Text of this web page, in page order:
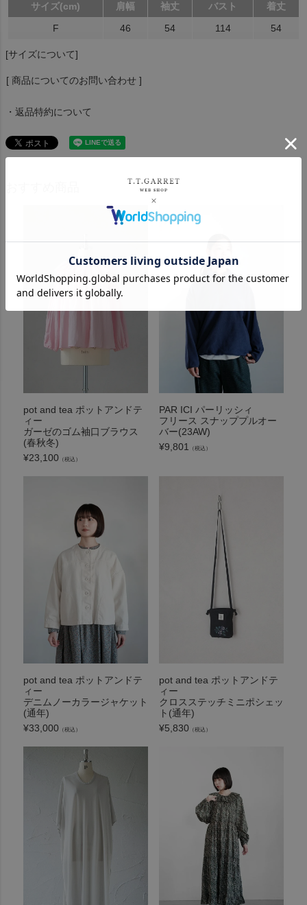
サイズ(cm) 肩幅 袖丈 バスト
着丈
F
46 54 114 54
[サイズについて]
[ 商品についてのお問い合わせ ]
・返品特約について
pot and tea ポットアンドテ
ィー
ガーゼのゴム袖口ブラウス
(春秋冬)
¥23,100 （税込）
PAR ICI パーリッシィ
フリース スナッププルオー
バー(23AW)
¥9,801 （税込）
pot and tea ポットアンドテ
ィー
デニムノーカラージャケット
(通年)
¥33,000 （税込）
pot and tea ポットアンドテ
ィー
クロスステッチミニポシェッ
ト(通年)
¥5,830 （税込）